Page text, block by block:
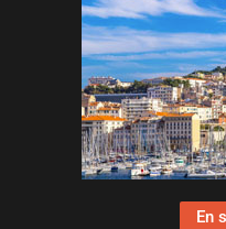
En